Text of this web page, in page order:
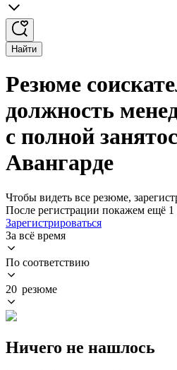
Найти
Резюме
должность
с полной
Авангарде
Чтобы видеть все резюме,
После регистрации покажем ещё
Зарегистрироваться
За всё время
По соответствию
20 резюме
Ничего не нашлось